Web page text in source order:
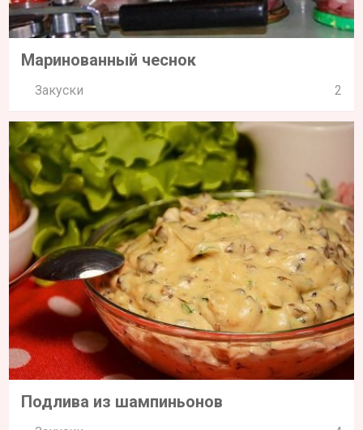
Маринованный чеснок
Закуски 2
Подлива из шампиньонов